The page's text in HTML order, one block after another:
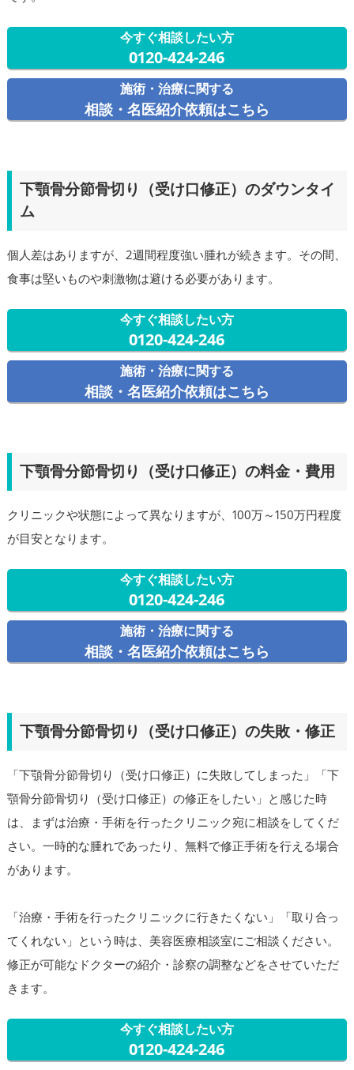
今すぐ相談したい方
0120-424-246
施術・治療に関する
相談・名医紹介依頼はこちら
下顎骨分節骨切り（受け口修正）のダウンタイ
ム
個人差はありますが、2週間程度強い腫れが続きます。その間、
食事は堅いものや刺激物は避ける必要があります。
今すぐ相談したい方
0120-424-246
施術・治療に関する
相談・名医紹介依頼はこちら
下顎骨分節骨切り（受け口修正）の料金・費用
クリニックや状態によって異なりますが、100万～150万円程度
が目安となります。
今すぐ相談したい方
0120-424-246
施術・治療に関する
相談・名医紹介依頼はこちら
下顎骨分節骨切り（受け口修正）の失敗・修正
「下顎骨分節骨切り（受け口修正）に失敗してしまった」「下
顎骨分節骨切り（受け口修正）の修正をしたい」と感じた時
は、まずは治療・手術を行ったクリニック宛に相談をしてくだ
さい。一時的な腫れであったり、無料で修正手術を行える場合
があります。
「治療・手術を行ったクリニックに行きたくない」「取り合っ
てくれない」という時は、美容医療相談室にご相談ください。
修正が可能なドクターの紹介・診察の調整などをさせていただ
きます。
今すぐ相談したい方
0120-424-246